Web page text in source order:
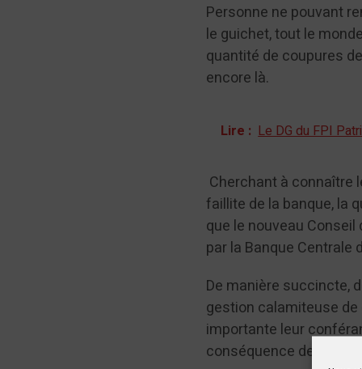
Personne ne pouvant
le guichet, tout le
quantité de coupures
encore là.
Lire : Le DG du FPI
Cherchant à connaître
faillite de la banque, la
que le nouveau Conseil
par la Banque Centrale
De manière succincte,
gestion calamiteuse
importante leur
conséquence de la